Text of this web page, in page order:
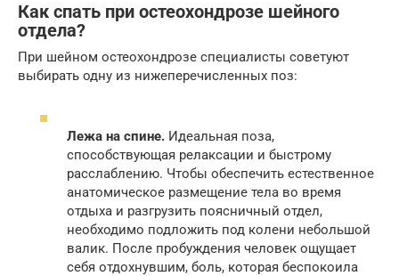
Как спать при остеохондрозе шейного
отдела?
При шейном остеохондрозе специалисты советуют
выбирать одну из нижеперечисленных поз:
Лежа на спине. Идеальная поза,
способствующая релаксации и быстрому
расслаблению. Чтобы обеспечить естественное
анатомическое размещение тела во время
отдыха и разгрузить поясничный отдел,
необходимо подложить под колени небольшой
валик. После пробуждения человек ощущает
себя отдохнувшим, боль, которая беспокоила